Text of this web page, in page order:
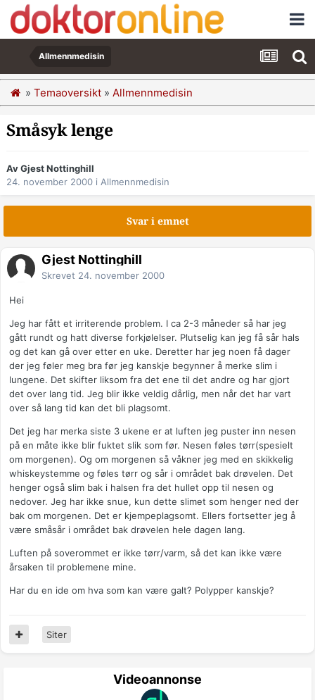
Allmennmedisin
» Temaoversikt » Allmennmedisin
Småsyk lenge
Av Gjest Nottinghill
24. november 2000 i Allmennmedisin
Svar i emnet
Gjest Nottinghill
Skrevet 24. november 2000
Hei
Jeg har fått et irriterende problem. I ca 2-3 måneder så har jeg
gått rundt og hatt diverse forkjølelser. Plutselig kan jeg få sår hals
og det kan gå over etter en uke. Deretter har jeg noen få dager
der jeg føler meg bra før jeg kanskje begynner å merke slim i
lungene. Det skifter liksom fra det ene til det andre og har gjort
det over lang tid. Jeg blir ikke veldig dårlig, men når det har vart
over så lang tid kan det bli plagsomt.
Det jeg har merka siste 3 ukene er at luften jeg puster inn nesen
på en måte ikke blir fuktet slik som før. Nesen føles tørr(spesielt
om morgenen). Og om morgenen så våkner jeg med en skikkelig
whiskeystemme og føles tørr og sår i området bak drøvelen. Det
henger også slim bak i halsen fra det hullet opp til nesen og
nedover. Jeg har ikke snue, kun dette slimet som henger ned der
bak om morgenen. Det er kjempeplagsomt. Ellers fortsetter jeg å
være småsår i området bak drøvelen hele dagen lang.
Luften på soverommet er ikke tørr/varm, så det kan ikke være
årsaken til problemene mine.
Har du en ide om hva som kan være galt? Polypper kanskje?
Siter
Videoannonse